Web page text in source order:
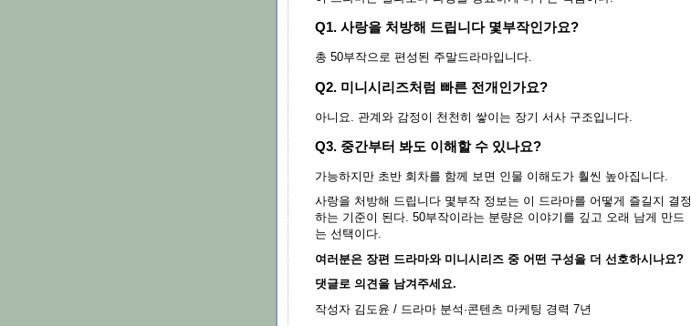
Q1. 사랑을 처방해 드립니다 몇부작인가요?
총 50부작으로 편성된 주말드라마입니다.
Q2. 미니시리즈처럼 빠른 전개인가요?
아니요. 관계와 감정이 천천히 쌓이는 장기 서사 구조입니다.
Q3. 중간부터 봐도 이해할 수 있나요?
가능하지만 초반 회차를 함께 보면 인물 이해도가 훨씬 높아집니다.
사랑을 처방해 드립니다 몇부작 정보는 이 드라마를 어떻게 즐길지 결정
하는 기준이 된다. 50부작이라는 분량은 이야기를 깊고 오래 남게 만드
는 선택이다.
여러분은 장편 드라마와 미니시리즈 중 어떤 구성을 더 선호하시나요?
댓글로 의견을 남겨주세요.
작성자 김도윤 / 드라마 분석·콘텐츠 마케팅 경력 7년